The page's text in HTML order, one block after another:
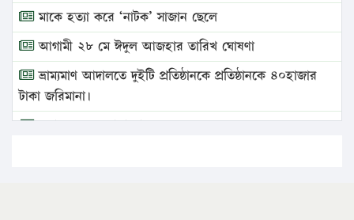
মাকে হত্যা করে ‘নাটক’ সাজান ছেলে
আগামী ২৮ মে ঈদুল আজহার তারিখ ঘোষণা
ভ্রাম্যমাণ আদালতে দুইটি প্রতিষ্ঠানকে প্রতিষ্ঠানকে ৪০হাজার
টাকা জরিমানা।
এবার লঞ্চের ভাড়া বাড়ল